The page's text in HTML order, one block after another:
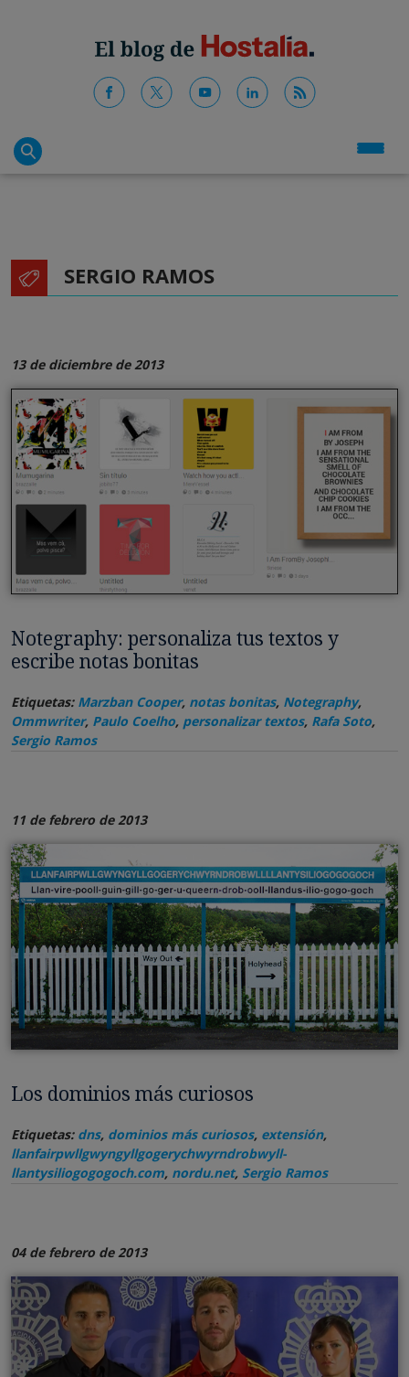
SERGIO RAMOS
13 de diciembre de 2013
Notegraphy: personaliza tus textos y
escribe notas bonitas
Etiquetas: Marzban Cooper, notas bonitas, Notegraphy,
Ommwriter, Paulo Coelho, personalizar textos, Rafa Soto,
Sergio Ramos
11 de febrero de 2013
Los dominios más curiosos
Etiquetas: dns, dominios más curiosos, extensión,
llanfairpwllgwyngyllgogerychwyrndrobwyll-
llantysiliogogogoch.com, nordu.net, Sergio Ramos
04 de febrero de 2013